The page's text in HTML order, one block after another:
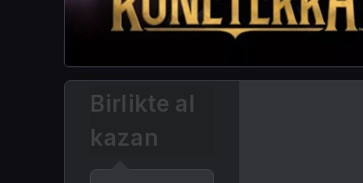
Birlikte al
kazan